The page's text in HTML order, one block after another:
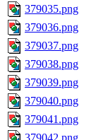
379035.png
379036.png
379037.png
379038.png
379039.png
379040.png
379041.png